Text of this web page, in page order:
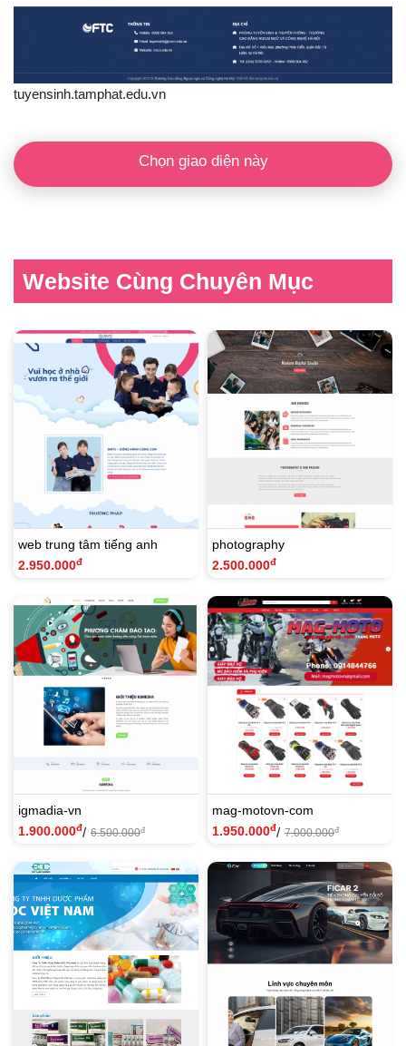
tuyensinh.tamphat.edu.vn
Chọn giao diện này
Website Cùng Chuyên Mục
web trung tâm tiếng anh
2.950.000đ
photography
2.500.000đ
igmadia-vn
1.900.000đ/ 6.500.000đ
mag-motovn-com
1.950.000đ/ 7.000.000đ